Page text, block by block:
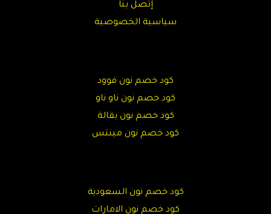
إتصل بنا
سياسية الخصوصية
كود خصم نون فوود
كود خصم نون ناو ناو
كود خصم نون بقالة
كود خصم نون مينتس
كود خصم نون السعودية
كود خصم نون الامارات